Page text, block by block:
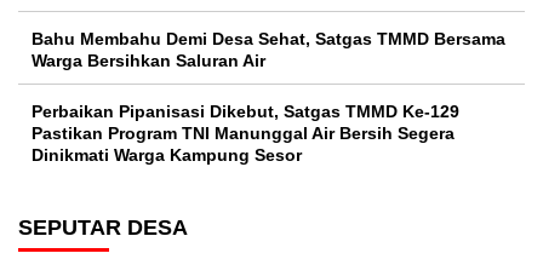
Bahu Membahu Demi Desa Sehat, Satgas TMMD Bersama
Warga Bersihkan Saluran Air
Perbaikan Pipanisasi Dikebut, Satgas TMMD Ke-129
Pastikan Program TNI Manunggal Air Bersih Segera
Dinikmati Warga Kampung Sesor
SEPUTAR DESA